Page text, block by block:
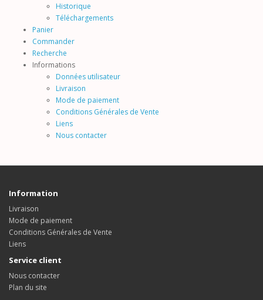
Historique
Téléchargements
Panier
Commander
Recherche
Informations
Données utilisateur
Livraison
Mode de paiement
Conditions Générales de Vente
Liens
Nous contacter
Information
Livraison
Mode de paiement
Conditions Générales de Vente
Liens
Service client
Nous contacter
Plan du site